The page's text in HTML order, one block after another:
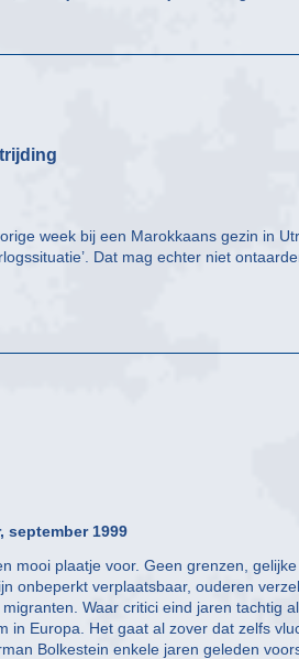
week bij een Marokkaans gezin in
Dat mag echter niet
september 1999
mooi plaatje voor. Geen grenzen,
onbeperkt verplaatsbaar, ouderen
Waar critici eind jaren tachtig
in Europa. Het gaat al zover dat zelfs
Bolkestein enkele jaren geleden